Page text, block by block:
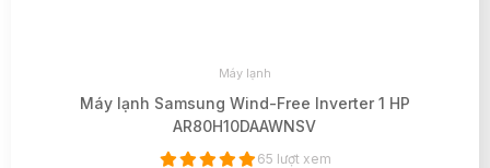
Máy lạnh
Máy lạnh Samsung Wind-Free Inverter 1 HP
AR80H10DAAWNSV
65 lượt xem